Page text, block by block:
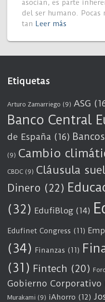
asocian, es parte
del ser humano.
tan Leer más
Etiquetas
Arturo Zamarriego (9) ASG
Banco Central
de España (16) Bancos
(9) Cambio
CBDC (9) Cláusula
Dinero (22)
(32) EdufiBlog (14)
Edufinet Congress (11)
(34) Finanzas (11)
(31) Fintech (20)
Gobierno Corporativo
Murakami (9) iAhorro (12)